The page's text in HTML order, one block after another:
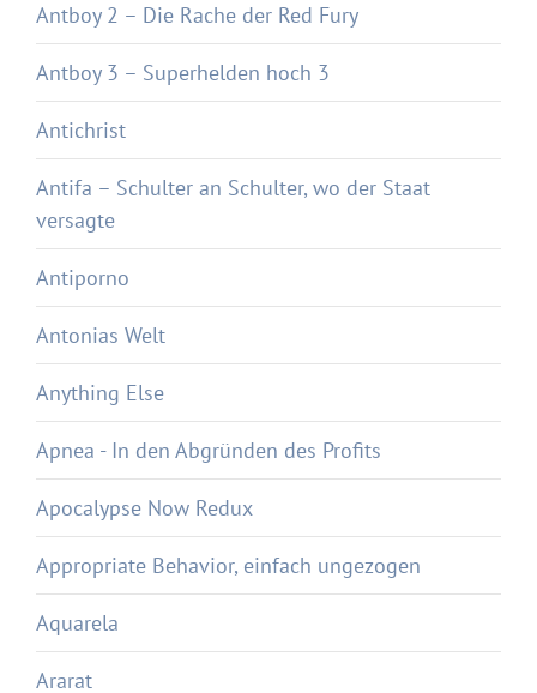
Antboy 2 – Die Rache der Red Fury
Antboy 3 – Superhelden hoch 3
Antichrist
Antifa – Schulter an Schulter, wo der Staat
versagte
Antiporno
Antonias Welt
Anything Else
Apnea - In den Abgründen des Profits
Apocalypse Now Redux
Appropriate Behavior, einfach ungezogen
Aquarela
Ararat